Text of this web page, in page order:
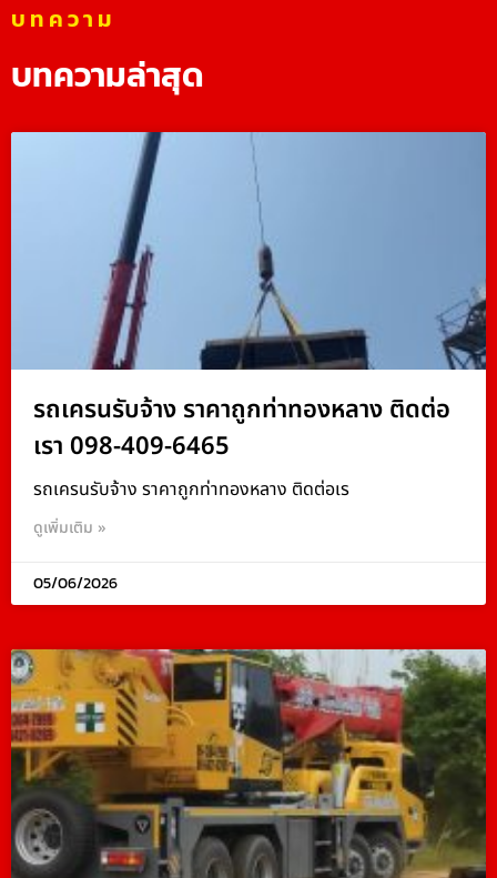
บทความ
บทความล่าสุด
รถเครนรับจ้าง ราคาถูกท่าทองหลาง ติดต่อ
เรา 098-409-6465
รถเครนรับจ้าง ราคาถูกท่าทองหลาง ติดต่อเร
ดูเพิ่มเติม »
05/06/2026